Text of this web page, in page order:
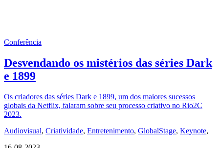
Conferência
Desvendando os mistérios das séries Dark
e 1899
Os criadores das séries Dark e 1899, um dos maiores sucessos
globais da Netflix, falaram sobre seu processo criativo no Rio2C
2023.
Audiovisual, Criatividade, Entretenimento, GlobalStage, Keynote,